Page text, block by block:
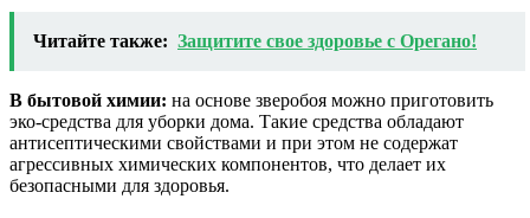
Читайте также: Защитите свое здоровье с Орегано!
В бытовой химии: на основе зверобоя можно приготовить
эко-средства для уборки дома. Такие средства обладают
антисептическими свойствами и при этом не содержат
агрессивных химических компонентов, что делает их
безопасными для здоровья.